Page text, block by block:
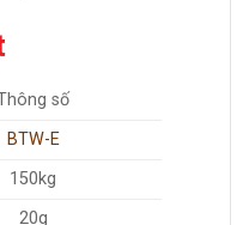
số
BTW-E
150kg
20g